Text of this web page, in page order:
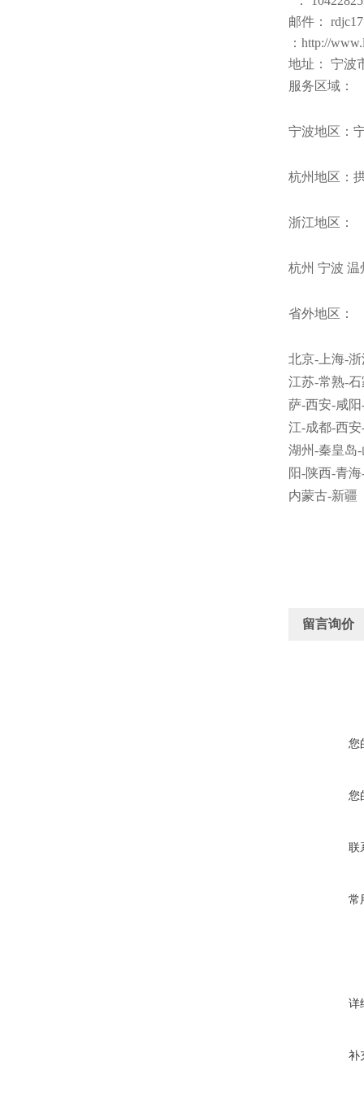
邮件： rdjc17
：http://
地址： 宁波
服务区域：
宁波地区：
杭州地区：
浙江地区：
杭州 宁波
省外地区：
北京- 上海-浙
江苏-常熟-石
萨-西安-咸阳
江-成都-西安
湖州-秦皇岛-
阳-陕西-青海
内蒙古-新疆
留言询价
您
您
联
常
详
补